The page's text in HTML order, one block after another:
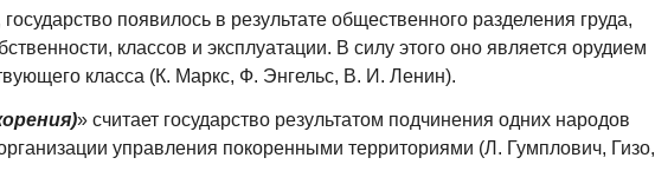
появилось в результате общественного разделения груда,
классов и эксплуатации. В силу этого оно является орудием
класса (К. Маркс, Ф. Энгельс, В. И. Ленин).
» считает государство результатом подчинения одних народов
управления покоренными территориями (Л. Гумплович, Гизо,